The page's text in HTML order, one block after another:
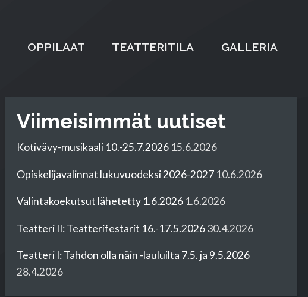
OPPILAAT TEATTERITILA GALLERIA
Viimeisimmät uutiset
Kotivävy-musikaali 10.-25.7.2026 15.6.2026
Opiskelijavalinnat lukuvuodeksi 2026-2027 10.6.2026
Valintakoekutsut lähetetty 1.6.2026 1.6.2026
Teatteri II: Teatterifestarit 16.-17.5.202630.4.2026
Teatteri I: Tahdon olla näin -lauluilta 7.5. ja 9.5.2026
28.4.2026